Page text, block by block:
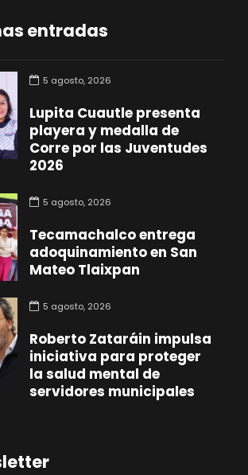
entradas
5 agosto, 2026
Lupita Cuautle presenta
playera y medalla de
Corre por las Juventudes
2026
5 agosto, 2026
Tecamachalco entrega
adoquinamiento en San
Mateo Tlaixpan
5 agosto, 2026
Roberto Zataráin impulsa
iniciativa para proteger
la salud mental de
servidores municipales